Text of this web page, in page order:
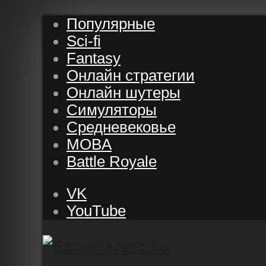
Популярные
Sci-fi
Fantasy
Онлайн стратегии
Онлайн шутеры
Симуляторы
Средневековье
MOBA
Battle Royale
VK
YouTube